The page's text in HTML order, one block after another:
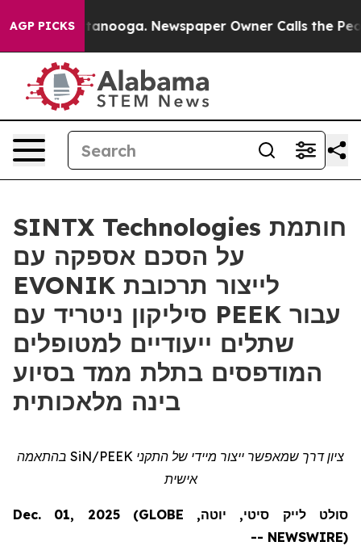
AGP PICKS
Chattanooga. Newspaper Owner Calls the People
SINTX Technologies חותמת
על הסכם אספקה עם
EVONIK לייצור תרכובת
סיליקון ניטריד עם PEEK עבור
שתלים ייעודיים למטופלים
המודפסים בתלת ממד בסיוע
בינה מלאכותית
ציון דרך שמאפשר ייצור מיידי של התקני SiN/PEEK
בהתאמה
אישית
סולט לייק סיטי, יוטה, Dec. 01, 2025 (GLOBE
NEWSWIRE) --